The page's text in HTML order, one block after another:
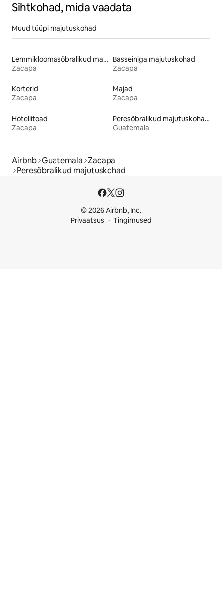
Sihtkohad, mida vaadata
Muud tüüpi majutuskohad
Lemmikloomasõbralikud majutuskohad
Zacapa
Basseiniga majutuskohad
Zacapa
Korterid
Zacapa
Majad
Zacapa
Hotellitoad
Zacapa
Peresõbralikud majutuskohad
Guatemala
Airbnb Guatemala Zacapa
Peresõbralikud majutuskohad
© 2026 Airbnb, Inc.
Privaatsus
Tingimused